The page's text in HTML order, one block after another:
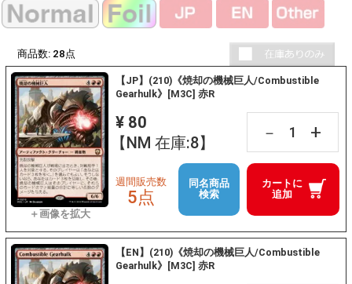
商品数: 28 点
【JP】(210)《焼却の機械巨人/Combustible
Gearhulk》[M3C] 赤R
¥ 80
【NM 在庫:8】
－ +
カートに
追加
週間販売数
5点
同名商品
検索
【EN】(210)《焼却の機械巨人/Combustible
Gearhulk》[M3C] 赤R